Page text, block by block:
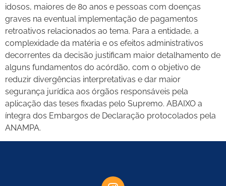
idosos, maiores de 80 anos e pessoas com doenças
graves na eventual implementação de pagamentos
retroativos relacionados ao tema. Para a entidade, a
complexidade da matéria e os efeitos administrativos
decorrentes da decisão justificam maior detalhamento de
alguns fundamentos do acórdão, com o objetivo de
reduzir divergências interpretativas e dar maior
segurança jurídica aos órgãos responsáveis pela
aplicação das teses fixadas pelo Supremo. ABAIXO a
íntegra dos Embargos de Declaração protocolados pela
ANAMPA.